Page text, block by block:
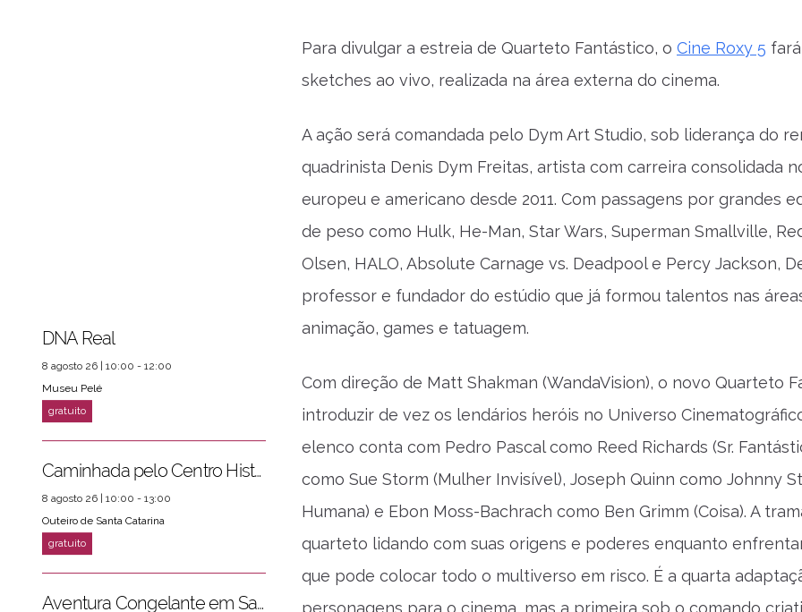
Para divulgar a estreia de Quarteto Fantástico, o Cine Roxy 5
sketches ao vivo, realizada na área externa do cinema.
A ação será comandada pelo Dym Art Studio, sob liderança do
quadrinista Denis Dym Freitas, artista com carreira consolidada
europeu e americano desde 2011. Com passagens por grandes
de peso como Hulk, He-Man, Star Wars, Superman Smallville,
Olsen, HALO, Absolute Carnage vs. Deadpool e Percy Jackson,
professor e fundador do estúdio que já formou talentos nas
animação, games e tatuagem.
Com direção de Matt Shakman (WandaVision), o novo Quarteto
introduzir de vez os lendários heróis no Universo
elenco conta com Pedro Pascal como Reed Richards (Sr.
como Sue Storm (Mulher Invisível), Joseph Quinn como Johnny
Humana) e Ebon Moss-Bachrach como Ben Grimm (Coisa). A
quarteto lidando com suas origens e poderes enquanto
que pode colocar todo o multiverso em risco. É a quarta
personagens para o cinema, mas a primeira sob o comando
DNA Real
8 agosto 26 | 10:00 - 12:00
Museu Pelé
Caminhada pelo Centro Histórico
8 agosto 26 | 10:00 - 13:00
Outeiro de Santa Catarina
Aventura Congelante em Santos